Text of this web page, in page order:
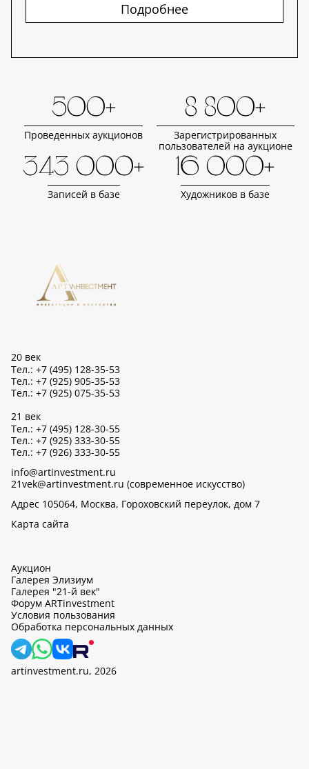
Подробнее
500+
Проведенных аукционов
8 800+
Зарегистрированных
пользователей на аукционе
343 000+
Записей в базе
16 000+
Художников в базе
20 век
Тел.: +7 (495) 128-35-53
Тел.: +7 (925) 905-35-53
Тел.: +7 (925) 075-35-53
21 век
Тел.: +7 (495) 128-30-55
Тел.: +7 (925) 333-30-55
Тел.: +7 (926) 333-30-55
info@artinvestment.ru
21vek@artinvestment.ru (современное искусство)
Адрес 105064, Москва, Гороховский переулок, дом 7
Карта сайта
Аукцион
Галерея Элизиум
Галерея "21-й век"
Форум ARTinvestment
Условия пользования
Обработка персональных данных
artinvestment.ru, 2026